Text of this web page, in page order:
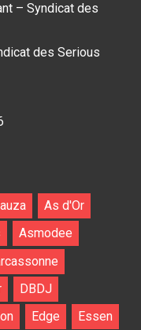
– Syndicat des
des Serious
As d'Or
Asmodee
DBDJ
Edge Essen